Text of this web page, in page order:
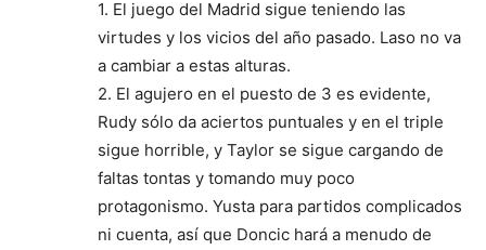
1. El juego del Madrid sigue teniendo las
virtudes y los vicios del año pasado. Laso no va
a cambiar a estas alturas.
2. El agujero en el puesto de 3 es evidente,
Rudy sólo da aciertos puntuales y en el triple
sigue horrible, y Taylor se sigue cargando de
faltas tontas y tomando muy poco
protagonismo. Yusta para partidos complicados
ni cuenta, así que Doncic hará a menudo de